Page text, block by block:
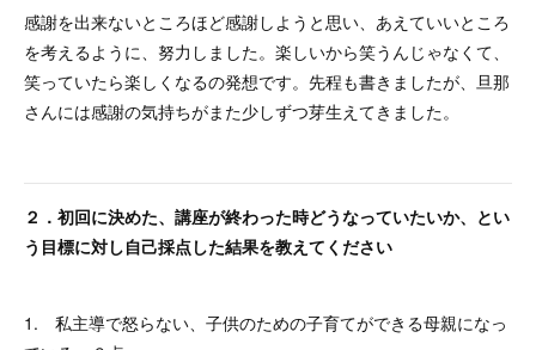
感謝を出来ないところほど感謝しようと思い、あえていいところ
を考えるように、努力しました。楽しいから笑うんじゃなくて、
笑っていたら楽しくなるの発想です。先程も書きましたが、旦那
さんには感謝の気持ちがまた少しずつ芽生えてきました。
２．初回に決めた、講座が終わった時どうなっていたいか、とい
う目標に対し自己採点した結果を教えてください
1. 私主導で怒らない、子供のための子育てができる母親になっ